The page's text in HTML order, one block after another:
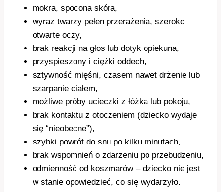
mokra, spocona skóra,
wyraz twarzy pełen przerażenia, szeroko
otwarte oczy,
brak reakcji na głos lub dotyk opiekuna,
przyspieszony i ciężki oddech,
sztywność mięśni, czasem nawet drżenie lub
szarpanie ciałem,
możliwe próby ucieczki z łóżka lub pokoju,
brak kontaktu z otoczeniem (dziecko wydaje
się “nieobecne”),
szybki powrót do snu po kilku minutach,
brak wspomnień o zdarzeniu po przebudzeniu,
odmienność od koszmarów – dziecko nie jest
w stanie opowiedzieć, co się wydarzyło.